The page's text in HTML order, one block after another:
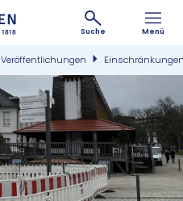
Suche Menü
Veröffentlichungen